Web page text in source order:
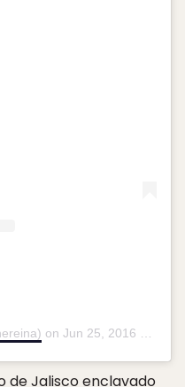
on Jun 25, 2016 at 8:07pm PDT
de Jalisco enclavado